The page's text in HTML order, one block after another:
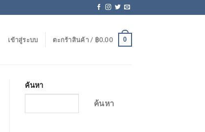
เข้าสู่ระบบ ตะกร้าสินค้า / ฿0.00 0
ค้นหา
ค้นหา